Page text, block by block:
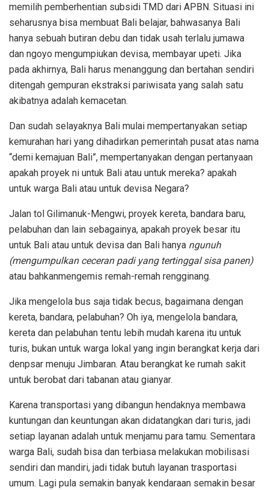
memilih pemberhentian subsidi TMD dari APBN. Situasi ini
seharusnya bisa membuat Bali belajar, bahwasanya Bali
hanya sebuah butiran debu dan tidak usah terlalu jumawa
dan ngoyo mengumpiukan devisa, membayar upeti. Jika
pada akhirnya, Bali harus menanggung dan bertahan sendiri
ditengah gempuran ekstraksi pariwisata yang salah satu
akibatnya adalah kemacetan.
Dan sudah selayaknya Bali mulai mempertanyakan setiap
kemurahan hari yang dihadirkan pemerintah pusat atas nama
“demi kemajuan Bali”, mempertanyakan dengan pertanyaan
apakah proyek ni untuk Bali atau untuk mereka? apakah
untuk warga Bali atau untuk devisa Negara?
Jalan tol Gilimanuk-Mengwi, proyek kereta, bandara baru,
pelabuhan dan lain sebagainya, apakah proyek besar itu
untuk Bali atau untuk devisa dan Bali hanya ngunuh
(mengumpulkan ceceran padi yang tertinggal sisa panen)
atau bahkanmengemis remah-remah rengginang.
Jika mengelola bus saja tidak becus, bagaimana dengan
kereta, bandara, pelabuhan? Oh iya, mengelola bandara,
kereta dan pelabuhan tentu lebih mudah karena itu untuk
turis, bukan untuk warga lokal yang ingin berangkat kerja dari
denpsar menuju Jimbaran. Atau berangkat ke rumah sakit
untuk berobat dari tabanan atau gianyar.
Karena transportasi yang dibangun hendaknya membawa
kuntungan dan keuntungan akan didatangkan dari turis, jadi
setiap layanan adalah untuk menjamu para tamu. Sementara
warga Bali, sudah bisa dan terbiasa melakukan mobilisasi
sendiri dan mandiri, jadi tidak butuh layanan trasportasi
umum. Lagi pula semakin banyak kendaraan semakin besar